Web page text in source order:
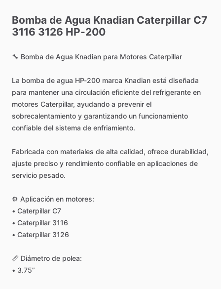
Bomba de Agua Knadian Caterpillar C7
3116 3126 HP-200
🔧 Bomba de Agua Knadian para Motores Caterpillar
La bomba de agua HP-200 marca Knadian está diseñada
para mantener una circulación eficiente del refrigerante en
motores Caterpillar, ayudando a prevenir el
sobrecalentamiento y garantizando un funcionamiento
confiable del sistema de enfriamiento.
Fabricada con materiales de alta calidad, ofrece durabilidad,
ajuste preciso y rendimiento confiable en aplicaciones de
servicio pesado.
⚙️ Aplicación en motores:
• Caterpillar C7
• Caterpillar 3116
• Caterpillar 3126
📏 Diámetro de polea:
• 3.75”